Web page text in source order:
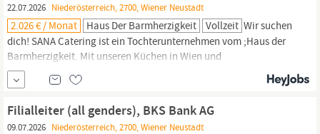
22.07.2026 Niederösterreich, 2700, Wiener Neustadt
2.026 € / Monat Haus Der Barmherzigkeit Vollzeit Wir suchen
dich! SANA Catering ist ein Tochterunternehmen vom ;Haus der
Barmherzigkeit. Mit unseren Küchen in Wien und
Niederösterreich,;;versorgen wir Gesundheitseinrichtungen,
Betriebskantinen, Kindergärten und Schulen mit unseren täglich
Verstärkung!
Filialleiter (all genders), BKS Bank AG
09.07.2026 Niederösterreich, 2700, Wiener Neustadt